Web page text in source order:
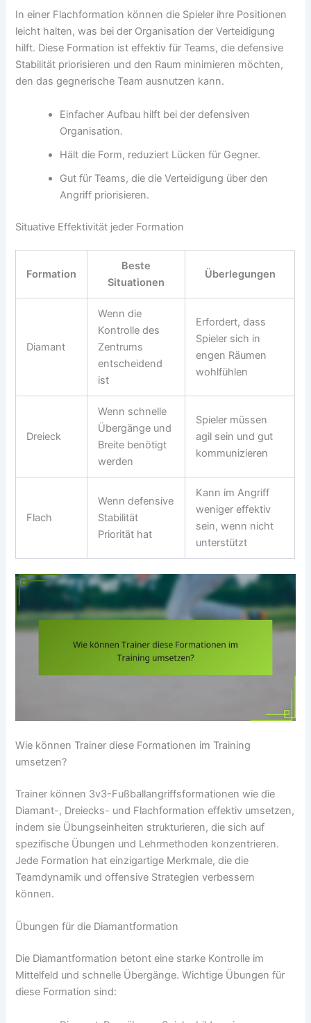
In einer Flachformation können die Spieler ihre Positionen
leicht halten, was bei der Organisation der Verteidigung
hilft. Diese Formation ist effektiv für Teams, die defensive
Stabilität priorisieren und den Raum minimieren möchten,
den das gegnerische Team ausnutzen kann.
Einfacher Aufbau hilft bei der defensiven
Organisation.
Hält die Form, reduziert Lücken für Gegner.
Gut für Teams, die die Verteidigung über den
Angriff priorisieren.
Situative Effektivität jeder Formation
Formation
Beste
Situationen
Überlegungen
Diamant
Wenn die
Kontrolle des
Zentrums
entscheidend
ist
Erfordert, dass
Spieler sich in
engen Räumen
wohlfühlen
Dreieck
Wenn schnelle
Übergänge und
Breite benötigt
werden
Spieler müssen
agil sein und gut
kommunizieren
Flach
Wenn defensive
Stabilität
Priorität hat
Kann im Angriff
weniger effektiv
sein, wenn nicht
unterstützt
Wie können Trainer diese Formationen im Training
umsetzen?
Trainer können 3v3-Fußballangriffsformationen wie die
Diamant-, Dreiecks- und Flachformation effektiv umsetzen,
indem sie Übungseinheiten strukturieren, die sich auf
spezifische Übungen und Lehrmethoden konzentrieren.
Jede Formation hat einzigartige Merkmale, die die
Teamdynamik und offensive Strategien verbessern
können.
Übungen für die Diamantformation
Die Diamantformation betont eine starke Kontrolle im
Mittelfeld und schnelle Übergänge. Wichtige Übungen für
diese Formation sind: